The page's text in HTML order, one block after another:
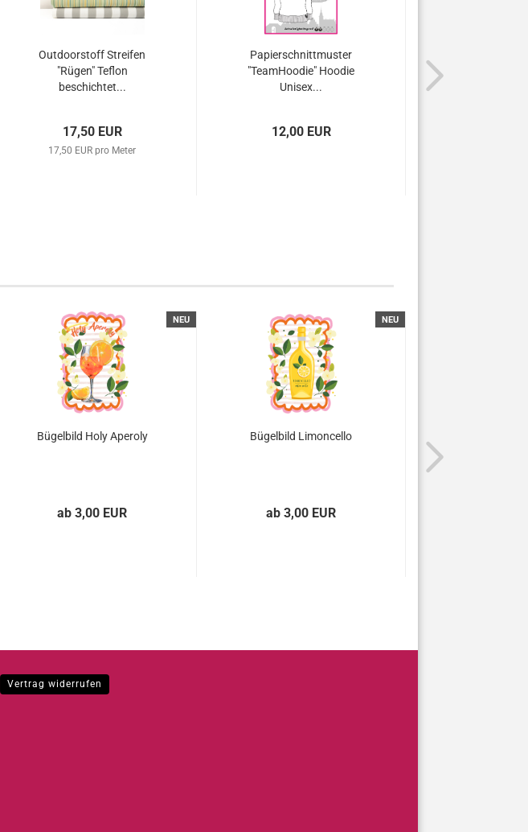
Outdoorstoff Streifen
"Rügen" Teflon
beschichtet...
17,50 EUR
17,50 EUR pro Meter
Papierschnittmuster
"TeamHoodie" Hoodie
Unisex...
12,00 EUR
NEU
Bügelbild Holy Aperoly
ab 3,00 EUR
NEU
Bügelbild Limoncello
ab 3,00 EUR
Vertrag widerrufen